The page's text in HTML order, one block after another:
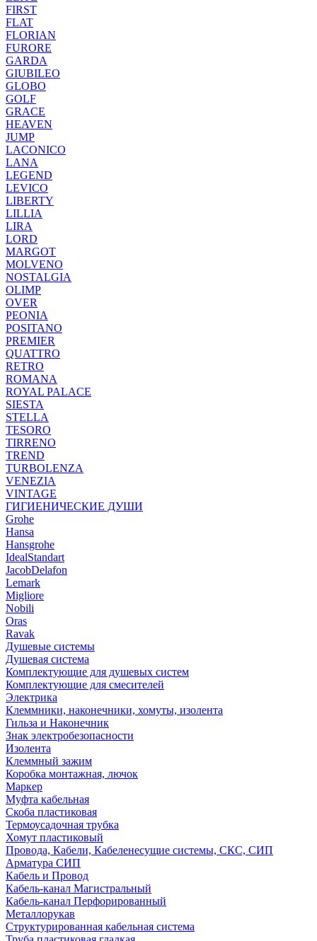
FIRST
FLAT
FLORIAN
FURORE
GARDA
GIUBILEO
GLOBO
GOLF
GRACE
HEAVEN
JUMP
LACONICO
LANA
LEGEND
LEVICO
LIBERTY
LILLIA
LIRA
LORD
MARGOT
MOLVENO
NOSTALGIA
OLIMP
OVER
PEONIA
POSITANO
PREMIER
QUATTRO
RETRO
ROMANA
ROYAL PALACE
SIESTA
STELLA
TESORO
TIRRENO
TREND
TURBOLENZA
VENEZIA
VINTAGE
ГИГИЕНИЧЕСКИЕ ДУШИ
Grohe
Hansa
Hansgrohe
IdealStandart
JacobDelafon
Lemark
Migliore
Nobili
Oras
Ravak
Душевые системы
Душевая система
Комплектующие для душевых систем
Комплектующие для смесителей
Электрика
Клеммники, наконечники, хомуты, изолента
Гильза и Наконечник
Знак электробезопасности
Изолента
Клеммный зажим
Коробка монтажная, лючок
Маркер
Муфта кабельная
Скоба пластиковая
Термоусадочная трубка
Хомут пластиковый
Провода, Кабели, Кабеленесущие системы, СКС, СИП
Арматура СИП
Кабель и Провод
Кабель-канал Магистральный
Кабель-канал Перфорированный
Металлорукав
Структурированная кабельная система